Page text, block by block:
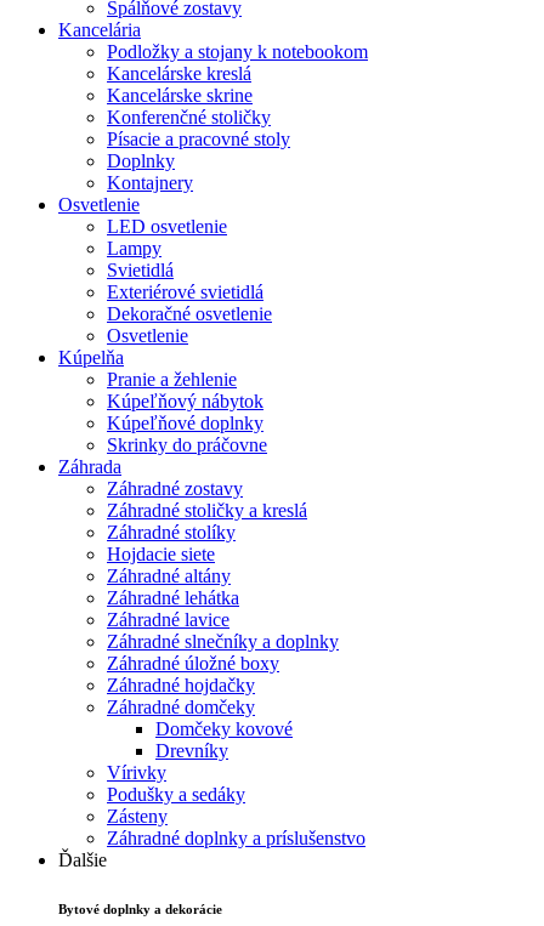
Spálňové zostavy
Kancelária
Podložky a stojany k notebookom
Kancelárske kreslá
Kancelárske skrine
Konferenčné stoličky
Písacie a pracovné stoly
Doplnky
Kontajnery
Osvetlenie
LED osvetlenie
Lampy
Svietidlá
Exteriérové svietidlá
Dekoračné osvetlenie
Osvetlenie
Kúpelňa
Pranie a žehlenie
Kúpeľňový nábytok
Kúpeľňové doplnky
Skrinky do práčovne
Záhrada
Záhradné zostavy
Záhradné stoličky a kreslá
Záhradné stolíky
Hojdacie siete
Záhradné altány
Záhradné lehátka
Záhradné lavice
Záhradné slnečníky a doplnky
Záhradné úložné boxy
Záhradné hojdačky
Záhradné domčeky
Domčeky kovové
Drevníky
Vírivky
Podušky a sedáky
Zásteny
Záhradné doplnky a príslušenstvo
Ďalšie
Bytové doplnky a dekorácie